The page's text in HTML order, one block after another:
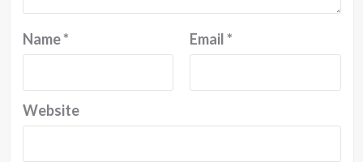
Name* Email*
Website